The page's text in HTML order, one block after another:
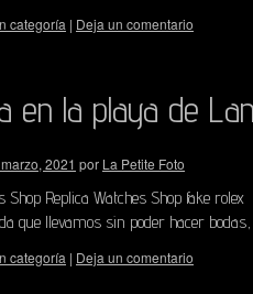
categoría | Deja un comentario
en la playa de
2021 por La Petite Foto
Shop Replica Watches Shop fake
que llevamos sin poder hacer
categoría | Deja un comentario